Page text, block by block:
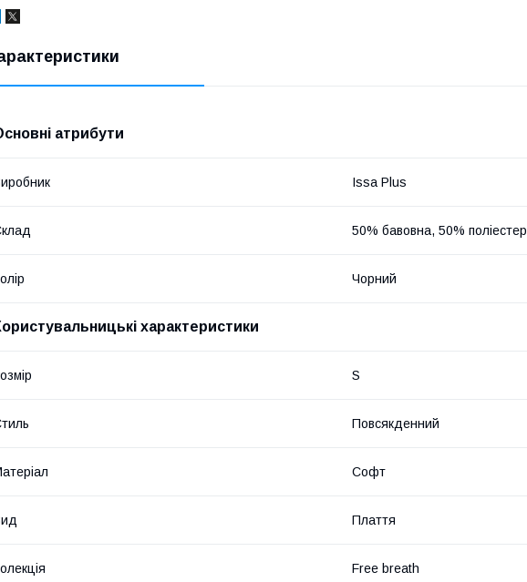
атрибути
Issa Plus
50% бавовна, 50% поліестер
Чорний
характеристики
S
Повсякденний
Софт
Плаття
Free breath